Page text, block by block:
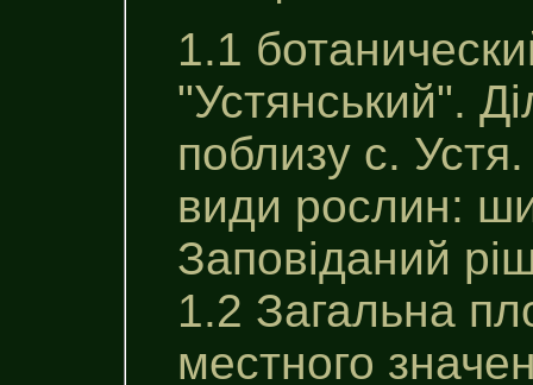
1.1
"Устянський".
поблизу с. Устя.
види рослин:
Заповіданий
1.2 Загальна
местного